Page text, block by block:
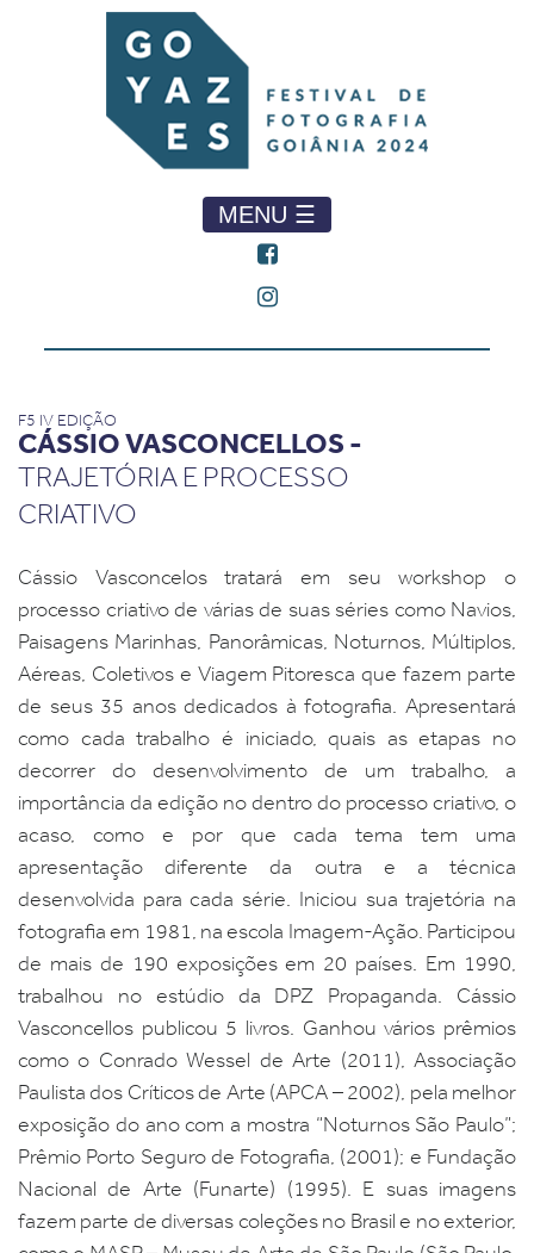
MENU ☰
F5 IV EDIÇÃO
CÁSSIO VASCONCELLOS -
TRAJETÓRIA E PROCESSO
CRIATIVO
Cássio Vasconcelos tratará em seu workshop o
processo criativo de várias de suas séries como Navios,
Paisagens Marinhas, Panorâmicas, Noturnos, Múltiplos,
Aéreas, Coletivos e Viagem Pitoresca que fazem parte
de seus 35 anos dedicados à fotografia. Apresentará
como cada trabalho é iniciado, quais as etapas no
decorrer do desenvolvimento de um trabalho, a
importância da edição no dentro do processo criativo, o
acaso, como e por que cada tema tem uma
apresentação diferente da outra e a técnica
desenvolvida para cada série. Iniciou sua trajetória na
fotografia em 1981, na escola Imagem-Ação. Participou
de mais de 190 exposições em 20 países. Em 1990,
trabalhou no estúdio da DPZ Propaganda. Cássio
Vasconcellos publicou 5 livros. Ganhou vários prêmios
como o Conrado Wessel de Arte (2011), Associação
Paulista dos Críticos de Arte (APCA – 2002), pela melhor
exposição do ano com a mostra “Noturnos São Paulo”;
Prêmio Porto Seguro de Fotografia, (2001); e Fundação
Nacional de Arte (Funarte) (1995). E suas imagens
fazem parte de diversas coleções no Brasil e no exterior,